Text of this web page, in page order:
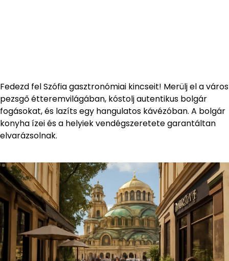
Fedezd fel Szófia gasztronómiai kincseit! Merülj el a város
pezsgő étteremvilágában, kóstolj autentikus bolgár
fogásokat, és lazíts egy hangulatos kávézóban. A bolgár
konyha ízei és a helyiek vendégszeretete garantáltan
elvarázsolnak.